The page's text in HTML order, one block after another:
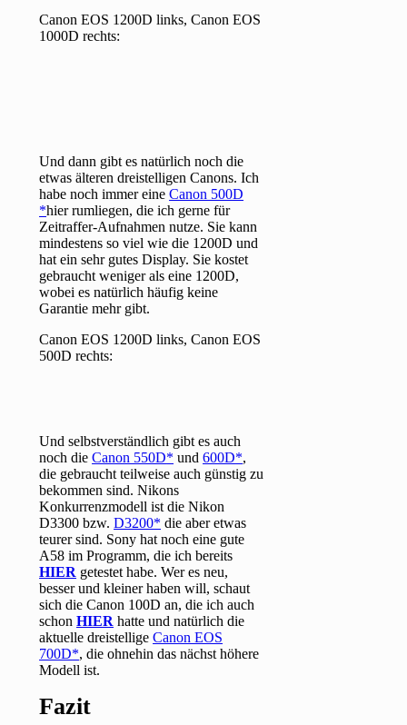
Canon EOS 1200D links, Canon EOS
1000D rechts:
Und dann gibt es natürlich noch die
etwas älteren dreistelligen Canons. Ich
habe noch immer eineCanon 500D
hier rumliegen, die ich gerne für
Zeitraffer-Aufnahmen nutze. Sie kann
mindestens so viel wie die 1200D und
hat ein sehr gutes Display. Sie kostet
gebraucht weniger als eine 1200D,
wobei es natürlich häufig keine
Garantie mehr gibt.
Canon EOS 1200D links, Canon EOS
500D rechts:
Und selbstverständlich gibt es auch
noch dieCanon 550D und600D ,
die gebraucht teilweise auch günstig zu
bekommen sind. Nikons
Konkurrenzmodell ist die Nikon
D3300 bzw.D3200
die aber etwas
teurer sind. Sony hat noch eine gute
A58 im Programm, die ich bereits
HIER getestet habe. Wer es neu,
besser und kleiner haben will, schaut
sich die Canon 100D an, die ich auch
schonHIER hatte und natürlich die
aktuelle dreistelligeCanon EOS
700D , die ohnehin das nächst höhere
Modell ist.
Fazit